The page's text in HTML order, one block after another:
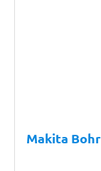
Makita